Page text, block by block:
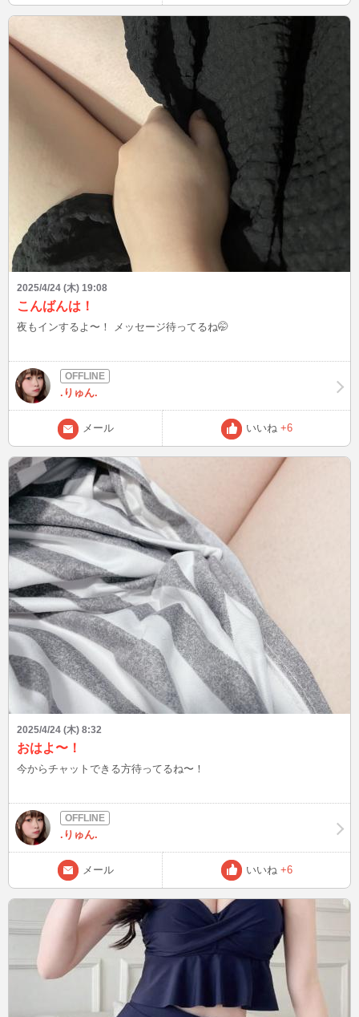
味しい幸せだった～o(⁎˃ᴗ˂⁎)o⁺ 疲れたとき、ちょっとホッとしたい
時、休める場って大事だよね✨あなたもゆらのところで羽を休めてね
🦋 ゆらも疲れたらあなたのお膝ですやすやしたり、優しくぎゅーっ
て抱っこされたいな🐱膝枕、実は、するよりされるの好き派な甘えん
坊ゆらです(>᎑<`๑)♡ごろにゃん💗 今年夏、映画公開だから、鬼滅が
最近熱くて、今回は蝶モチーフのスイーツと合わせてしのぶさんも連
れてきて一緒に🎀🦋 鬼滅好きな方いたらお話ししたい～❣️ 待ってて
くれてる方ごめんなさい(ᐡ •̥ ̫ •̥ ᐡ) 体調とかスケジュール的になかなか
インできなくても、ブログで楽しそうだったりメッセージを読むと幸
せな気持ちになれたり癒されるって言ってもらえて嬉しい💗いつもあ
2025/4/24 (木) 19:08
こんばんは！
夜もインするよ〜！ メッセージ待ってるね🤭
.りゅん.
メール いいね +6
2025/4/24 (木) 8:32
おはよ〜！
今からチャットできる方待ってるね〜！
.りゅん.
メール いいね +6